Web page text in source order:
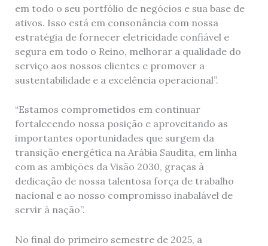
em todo o seu portfólio de negócios e sua base de
ativos. Isso está em consonância com nossa
estratégia de fornecer eletricidade confiável e
segura em todo o Reino, melhorar a qualidade do
serviço aos nossos clientes e promover a
sustentabilidade e a excelência operacional”.
“Estamos comprometidos em continuar
fortalecendo nossa posição e aproveitando as
importantes oportunidades que surgem da
transição energética na Arábia Saudita, em linha
com as ambições da Visão 2030, graças à
dedicação de nossa talentosa força de trabalho
nacional e ao nosso compromisso inabalável de
servir à nação”.
No final do primeiro semestre de 2025, a